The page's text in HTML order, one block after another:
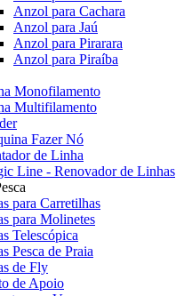
Anzol para Cachara
Anzol para Jaú
Anzol para Pirarara
Anzol para Piraíba
Monofilamento
Multifilamento
Fazer Nó
de Linha
Line - Renovador de Linhas
para Carretilhas
para Molinetes
Telescópica
Pesca de Praia
de Fly
de Apoio